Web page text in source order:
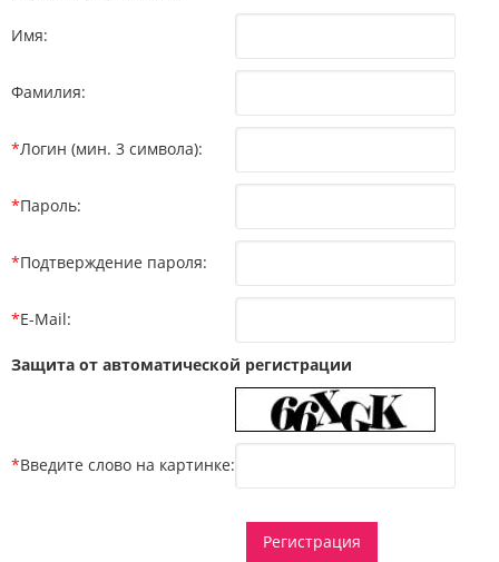
Имя:
Фамилия:
*Логин (мин. 3 символа):
*Пароль:
*Подтверждение пароля:
*E-Mail:
Защита от автоматической регистрации
*Введите слово на картинке: